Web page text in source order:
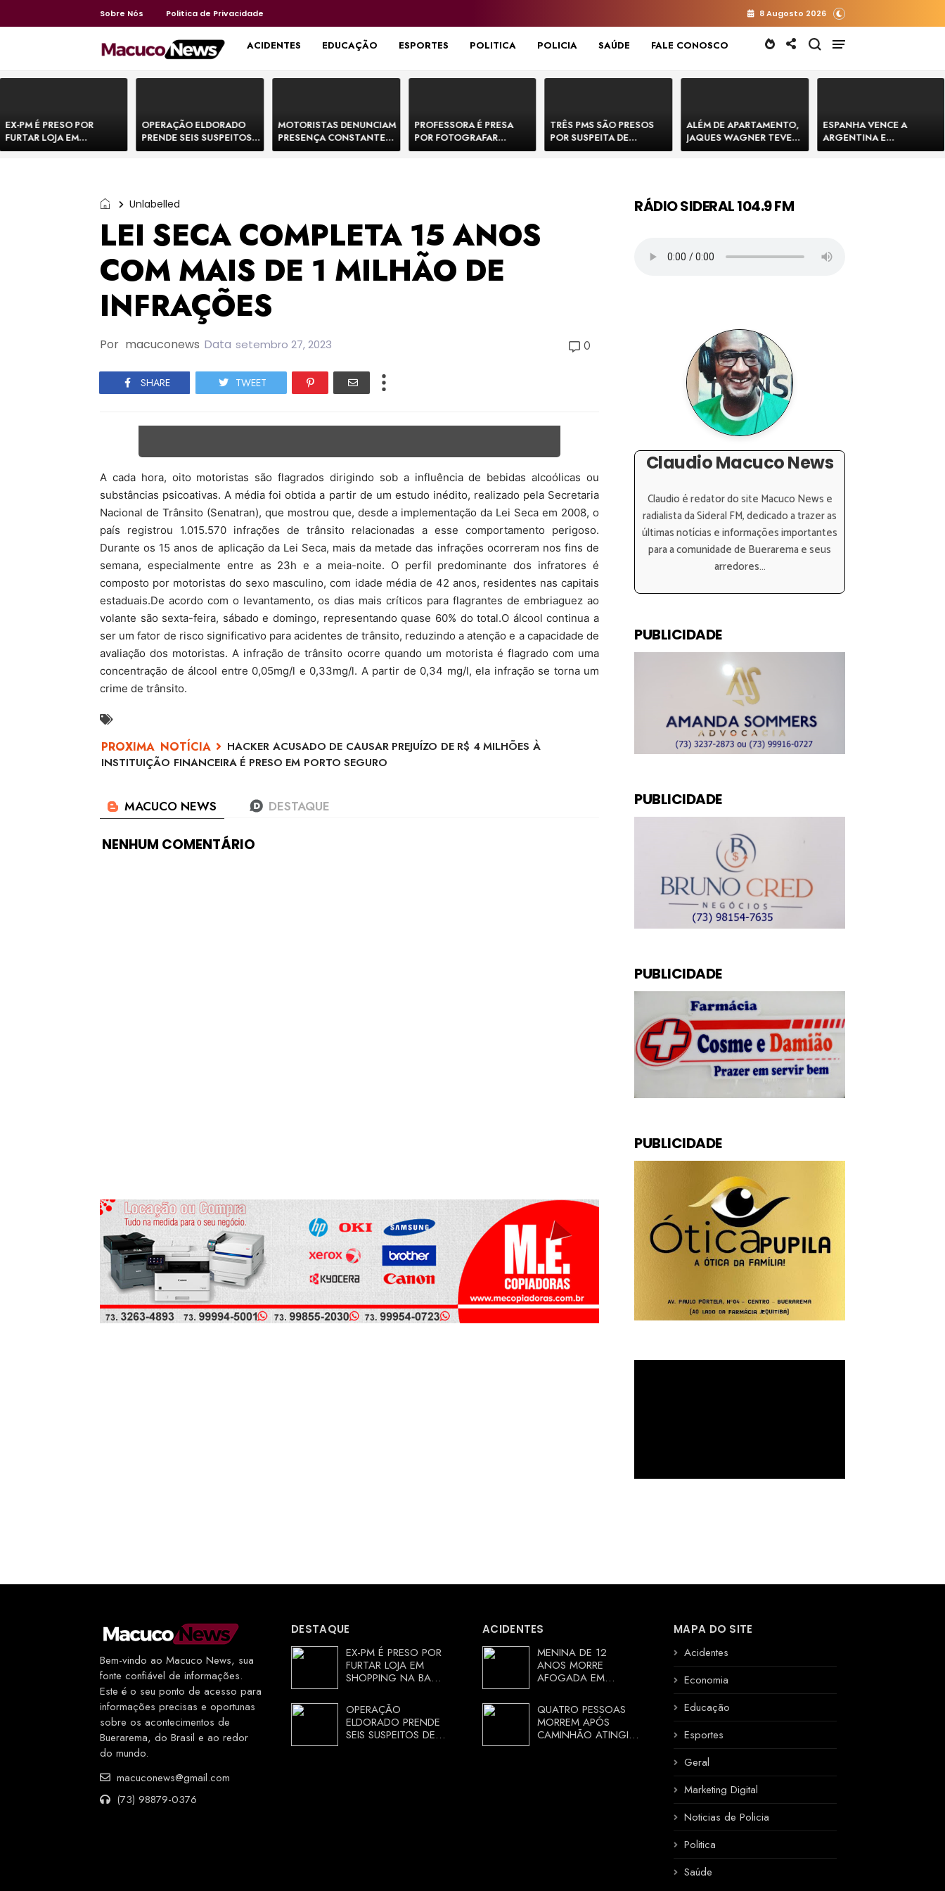
Sobre Nós Politica de Privacidade 8 Augosto 2026
HOME ACIDENTES EDUCAÇÃO ESPORTES POLITICA POLICIA SAÚDE FALE CONOSCO
EX-PM É PRESO POR
FURTAR LOJA EM
SHOPPING NA BAHIA E
OPERAÇÃO ELDORADO
PRENDE SEIS SUSPEITOS
DE MOVIMENTAR R$ 25
MOTORISTAS DENUNCIAM
PRESENÇA CONSTANTE
DE BOVINOS NA BR-330 E
PROFESSORA É PRESA
POR FOTOGRAFAR
PARTES ÍNTIMAS DE
TRÊS PMS SÃO PRESOS
POR SUSPEITA DE
EXECUTAR DOIS HOMENS
ALÉM DE APARTAMENTO,
JAQUES WAGNER TEVE
VENDA DE TERRENO PARA
ESPANHA VENCE A
ARGENTINA E
CONQUISTA A COPA DO
Unlabelled
LEI SECA COMPLETA 15 ANOS
COM MAIS DE 1 MILHÃO DE
INFRAÇÕES
Por macuconews Data setembro 27, 2023 0
SHARE TWEET
A cada hora, oito motoristas são flagrados dirigindo sob a influência de bebidas alcoólicas ou
substâncias psicoativas. A média foi obtida a partir de um estudo inédito, realizado pela Secretaria
Nacional de Trânsito (Senatran), que mostrou que, desde a implementação da Lei Seca em 2008, o
país registrou 1.015.570 infrações de trânsito relacionadas a esse comportamento perigoso.
Durante os 15 anos de aplicação da Lei Seca, mais da metade das infrações ocorreram nos fins de
semana, especialmente entre as 23h e a meia-noite. O perfil predominante dos infratores é
composto por motoristas do sexo masculino, com idade média de 42 anos, residentes nas capitais
estaduais.De acordo com o levantamento, os dias mais críticos para flagrantes de embriaguez ao
volante são sexta-feira, sábado e domingo, representando quase 60% do total.O álcool continua a
ser um fator de risco significativo para acidentes de trânsito, reduzindo a atenção e a capacidade de
avaliação dos motoristas. A infração de trânsito ocorre quando um motorista é flagrado com uma
concentração de álcool entre 0,05mg/l e 0,33mg/l. A partir de 0,34 mg/l, ela infração se torna um
crime de trânsito.
HACKER ACUSADO DE CAUSAR PREJUÍZO DE R$ 4 MILHÕES À
INSTITUIÇÃO FINANCEIRA É PRESO EM PORTO SEGURO
NENHUM COMENTÁRIO
RÁDIO SIDERAL 104.9 FM
Claudio Macuco News
Claudio é redator do site Macuco News e
radialista da Sideral FM, dedicado a trazer as
últimas notícias e informações importantes
para a comunidade de Buerarema e seus
arredores...
PUBLICIDADE
PUBLICIDADE
PUBLICIDADE
PUBLICIDADE
Bem-vindo ao Macuco News, sua
fonte confiável de informações.
Este é o seu ponto de acesso para
informações precisas e oportunas
sobre os acontecimentos de
Buerarema, do Brasil e ao redor
do mundo.
macuconews@gmail.com
(73) 98879-0376
DESTAQUE
EX-PM É PRESO POR
FURTAR LOJA EM
SHOPPING NA BAHIA
CORRENDO DE
DELEGACIA
OPERAÇÃO
ELDORADO PRENDE
SEIS SUSPEITOS DE
ACIDENTES
MENINA DE 12
ANOS MORRE
AFOGADA EM
RURAL DE ARACI,
BAHIA; POLÍCIA
INVESTIGA
CIRCUNSTÂNCIAS
QUATRO PESSOAS
MORREM APÓS
CAMINHÃO ATINGIR
MAPA DO SITE
Acidentes
Economia
Educação
Esportes
Geral
Marketing Digital
Noticias de Policia
Politica
Saúde